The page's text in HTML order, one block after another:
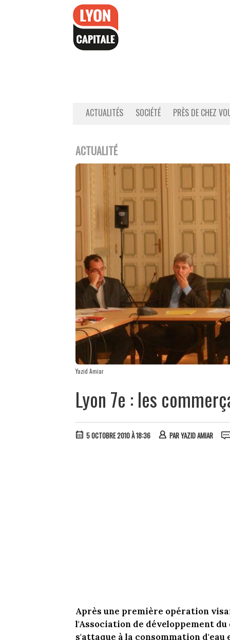
ACTUALITÉS SOCIÉTÉ PRÈS DE CHEZ
ACTUALITÉ
Yazid Amiar
Lyon 7e : les
5 OCTOBRE 2010 À 18:36 PARYAZID AMIAR
Après une première opération
l'Association de développement
s'attaque à la consommation d'eau